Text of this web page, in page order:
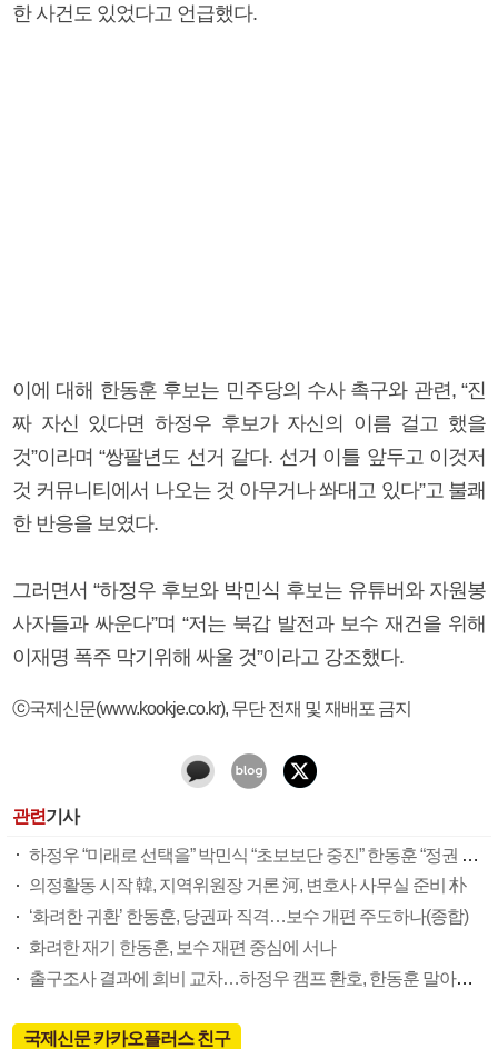
한 사건도 있었다고 언급했다.
이에 대해 한동훈 후보는 민주당의 수사 촉구와 관련, “진
짜 자신 있다면 하정우 후보가 자신의 이름 걸고 했을
것”이라며 “쌍팔년도 선거 같다. 선거 이틀 앞두고 이것저
것 커뮤니티에서 나오는 것 아무거나 쏴대고 있다”고 불쾌
한 반응을 보였다.
그러면서 “하정우 후보와 박민식 후보는 유튜버와 자원봉
사자들과 싸운다”며 “저는 북갑 발전과 보수 재건을 위해
이재명 폭주 막기위해 싸울 것”이라고 강조했다.
ⓒ국제신문(www.kookje.co.kr), 무단 전재 및 재배포 금지
관련기사
하정우 “미래로 선택을” 박민식 “초보보단 중진” 한동훈 “정권 폭주 제지”(종합)
의정활동 시작 韓, 지역위원장 거론 河, 변호사 사무실 준비 朴
‘화려한 귀환’ 한동훈, 당권파 직격…보수 개편 주도하나(종합)
화려한 재기 한동훈, 보수 재편 중심에 서나
출구조사 결과에 희비 교차…하정우 캠프 환호, 한동훈 말아껴(종합)
국제신문 카카오플러스 친구